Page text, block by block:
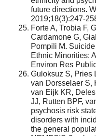
future directions.
2019;18(3):247-
Forte A, Trobia F,
Cardamone G,
Pompili M.
Ethnic Minorities:
Environ Res
Guloksuz S, Pries
van Dorsselaer S,
van Eijk KR,
JJ, Rutten BPF,
psychosis risk
disorders with
the general